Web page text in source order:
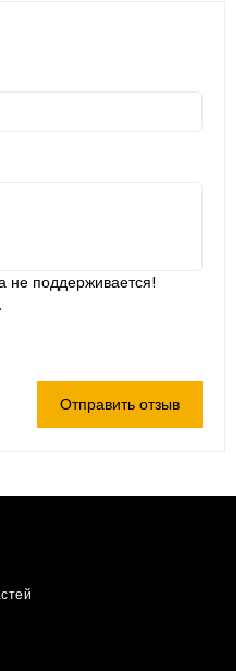
не поддерживается!
Отправить отзыв